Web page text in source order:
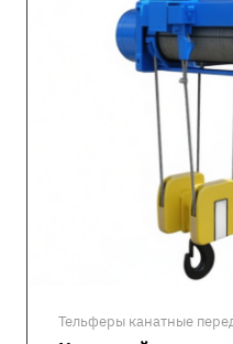
Тельферы канатные